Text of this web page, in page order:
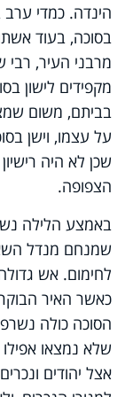
הינדה. כמדי
בסוכה, בעוד
מרבני העיר,
מקפידים לישון
בביתם, משום
על עצמו, וישן
שכן לא היה
הצפופה.
באמצע הלילה
שמנחם מנדל
לחימום. אש
כאשר האיר
הסוכה כולה
שלא נמצאו
אצל יהודים